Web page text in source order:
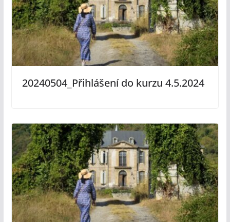
20240504_Přihlášení do kurzu 4.5.2024